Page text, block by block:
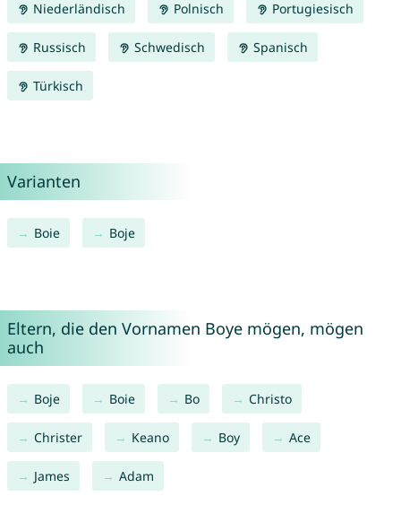
Niederländisch Polnisch Portugiesisch
Russisch Schwedisch Spanisch
Türkisch
Varianten
Boie Boje
Eltern, die den Vornamen Boye mögen, mögen
auch
Boje Boie Bo Christo
Christer Keano Boy Ace
James Adam